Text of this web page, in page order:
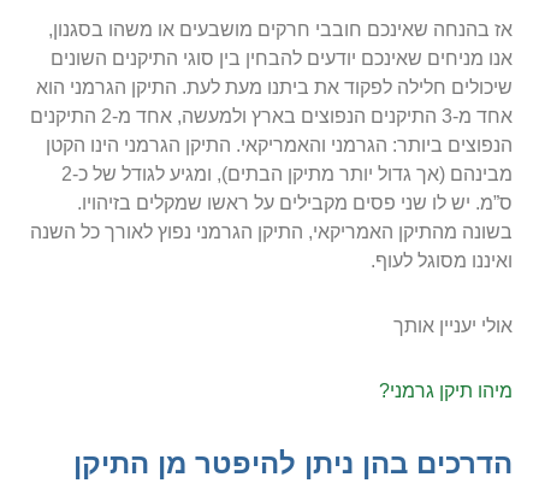
אז בהנחה שאינכם חובבי חרקים מושבעים או משהו בסגנון,
אנו מניחים שאינכם יודעים להבחין בין סוגי התיקנים השונים
שיכולים חלילה לפקוד את ביתנו מעת לעת. התיקן הגרמני הוא
אחד מ-3 התיקנים הנפוצים בארץ ולמעשה, אחד מ-2 התיקנים
הנפוצים ביותר: הגרמני והאמריקאי. התיקן הגרמני הינו הקטן
מבינהם (אך גדול יותר מתיקן הבתים), ומגיע לגודל של כ-2
ס”מ. יש לו שני פסים מקבילים על ראשו שמקלים בזיהויו.
בשונה מהתיקן האמריקאי, התיקן הגרמני נפוץ לאורך כל השנה
ואיננו מסוגל לעוף.
אולי יעניין אותך
מיהו תיקן גרמני?
הדרכים בהן ניתן להיפטר מן התיקן